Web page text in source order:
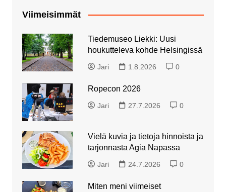
Viimeisimmät
Tiedemuseo Liekki: Uusi
houkutteleva kohde Helsingissä
Jari 1.8.2026 0
Ropecon 2026
Jari 27.7.2026 0
Vielä kuvia ja tietoja hinnoista ja
tarjonnasta Agia Napassa
Jari 24.7.2026 0
Miten meni viimeiset